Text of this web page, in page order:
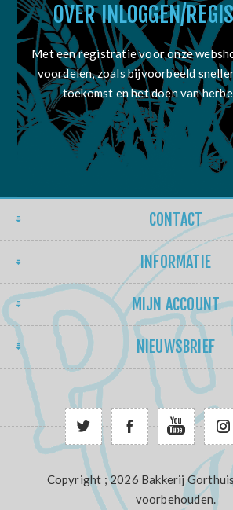
OVER INLOGGEN/
Met een registratie voor onze
voordelen, zoals bijvoorbeeld
toekomst en het doen van
CONTACT
INFORMATIE
MIJN ACCOUNT
NIEUWSBRIEF
Copyright ; 2026 Bakkerij
voorbehouden.